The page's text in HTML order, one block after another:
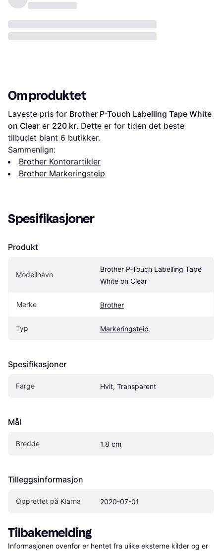
Om produktet
Laveste pris for Brother P-Touch Labelling Tape White
on Clear er 220 kr. Dette er for tiden det beste
tilbudet blant 6 butikker.
Sammenlign:
Brother Kontorartikler
Brother Markeringsteip
Spesifikasjoner
Produkt
Modellnavn
Brother P-Touch Labelling Tape
White on Clear
Merke Brother
Typ Markeringsteip
Spesifikasjoner
Farge Hvit, Transparent
Mål
Bredde 1.8 cm
Tilleggsinformasjon
Opprettet på Klarna 2020-07-01
Tilbakemelding
Informasjonen ovenfor er hentet fra ulike eksterne kilder og er